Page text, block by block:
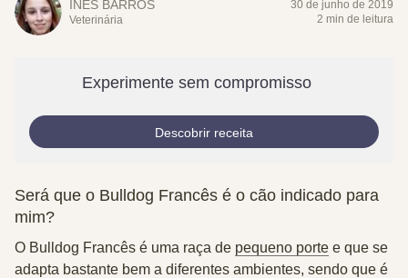
INÊS BARROS
Veterinária
30 de junho de 2019
2 min de leitura
Experimente sem compromisso
Descobrir receita
Será que o Bulldog Francês é o cão indicado para
mim?
O Bulldog Francês é uma raça de pequeno porte e que se
adapta bastante bem a diferentes ambientes, sendo que é